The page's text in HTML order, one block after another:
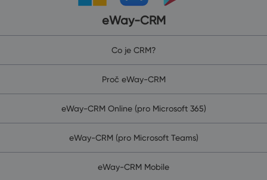
eWay-CRM
Co je CRM?
Proč eWay-CRM
eWay-CRM Online (pro Microsoft 365)
eWay-CRM (pro Microsoft Teams)
eWay-CRM Mobile